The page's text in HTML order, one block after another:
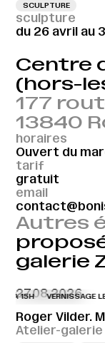
SCULPTURE
sculpture
du 26 avril au
Centre
(hors-
177
13840
horaires
Ouvert du
tarif
gratuit
email
Autres
galerie
27.08.2026
À 15H VERNISSAGE
Roger Vilder.
Atelier-galerie